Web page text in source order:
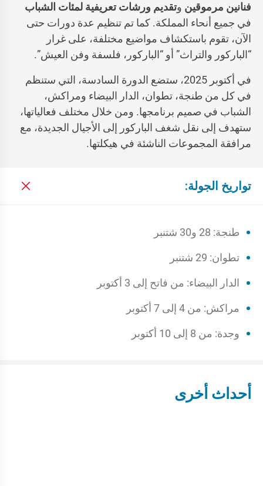
فنانين مرموقين وتقديم ورشات تعريفية لمئات الشباب
في جميع أنحاء المملكة. كما تم تنظيم عدة دورات حتى
الآن، تقوم باستكشاف مواضيع مختلفة، على غرار
“الباركور والتراث” أو “الباركور، فلسفة وفن العيش”.
في أكتوبر 2025، ستضع الدورة السادسة، التي ستنظم
في كل من طنجة، تطوان، الدار البيضاء ومراكش،
الشباب في صميم برنامجها. ومن خلال مختلف فعالياتها،
ستهدف إلى نقل شغف الباركور إلى الأجيال الجديدة، مع
مرافقة المجموعات الناشئة في هيكلتها.
تواريخ الجولة:
طنجة: 28 و30 شتنبر
تطوان: 29 شتنبر
الدار البيضاء: من فاتح إلى 3 أكتوبر
مراكش: من 4 إلى 7 أكتوبر
وجدة: من 8 إلى 10 أكتوبر
أحداث أخرى